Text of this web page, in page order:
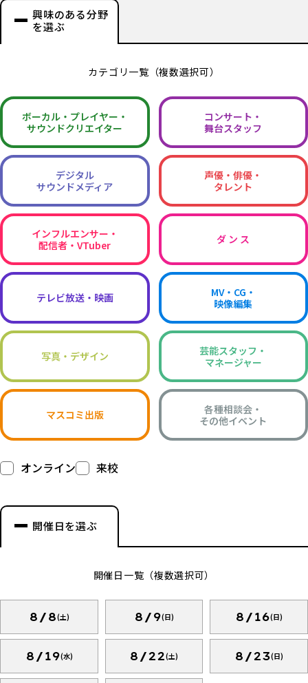
興味のある分野
を選ぶ
カテゴリ一覧（複数選択可）
ボーカル・ プレイヤー・
サウンドクリエイター
コンサート・
舞台スタッフ
デジタル
サウンドメディア
声優・俳優・
タレント
インフルエンサー・
配信者・VTuber
ダ ン ス
テレビ放送・映画
MV・CG・
映像編集
写真・デザイン
芸能スタッフ・
マネージャー
マスコミ出版
各種相談会・
その他イベント
オンライン 来校
開催日を選ぶ
開催日一覧（複数選択可）
8/8(土) 8/9(日) 8/16(日)
8/19(水) 8/22(土) 8/23(日)